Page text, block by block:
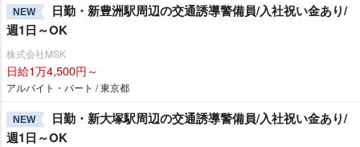
NEW
日勤・新豊洲駅周辺の交通誘導警備員/入社祝い金あり/
週1日～OK
株式会社MSK
日給1万4,500円～
アルバイト・パート / 東京都
NEW
日勤・新大塚駅周辺の交通誘導警備員/入社祝い金あり/
週1日～OK